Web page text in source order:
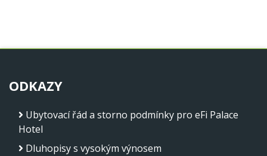
ODKAZY
Ubytovací řád a storno podmínky pro eFi Palace
Hotel
Dluhopisy s vysokým výnosem